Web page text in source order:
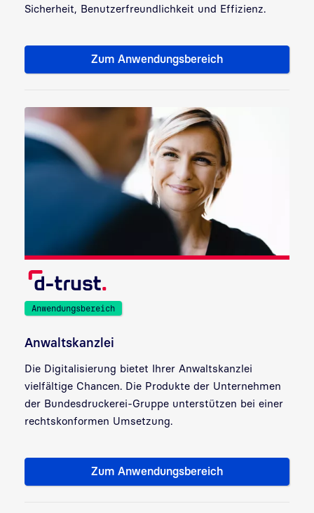
Sicherheit, Benutzerfreundlichkeit und Effizienz.
Zum Anwendungsbereich
Zielgruppe: Bürgeramt
Anwendungsbereich
Anwaltskanzlei
Die Digitalisierung bietet Ihrer Anwaltskanzlei
vielfältige Chancen. Die Produkte der Unternehmen
der Bundesdruckerei-Gruppe unterstützen bei einer
rechtskonformen Umsetzung.
Zum AnwendungsbereichZielgruppe: Anwaltskanzlei